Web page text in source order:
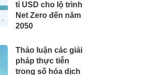
tỉ USD cho lộ trình
Net Zero đến năm
2050
Thảo luận các giải
pháp thực tiễn
trong số hóa dịch